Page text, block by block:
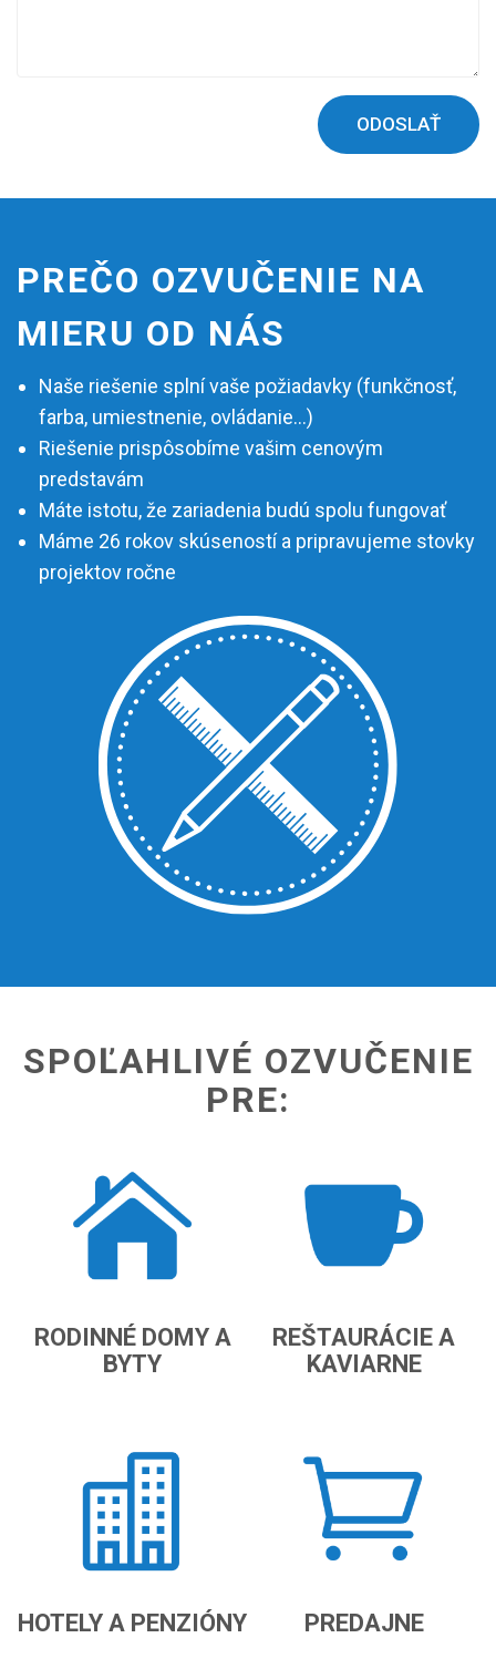
ODOSLAŤ
PREČO OZVUČENIE NA
MIERU OD NÁS
Naše riešenie splní vaše požiadavky (funkčnosť,
farba, umiestnenie, ovládanie…)
Riešenie prispôsobíme vašim cenovým
predstavám
Máte istotu, že zariadenia budú spolu fungovať
Máme 26 rokov skúseností a pripravujeme stovky
projektov ročne
SPOĽAHLIVÉ OZVUČENIE
PRE:
RODINNÉ DOMY A
BYTY
REŠTAURÁCIE A
KAVIARNE
HOTELY A PENZIÓNY PREDAJNE